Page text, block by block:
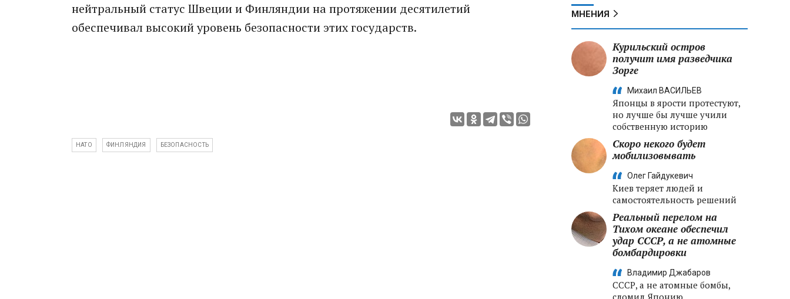
нейтральный статус Швеции и Финляндии на протяжении десятилетий
обеспечивал высокий уровень безопасности этих государств.
НАТО ФИНЛЯНДИЯ БЕЗОПАСНОСТЬ
МНЕНИЯ
Курильский остров
получит имя разведчика
Зорге
Михаил ВАСИЛЬЕВ
Японцы в ярости протестуют,
но лучше бы лучше учили
собственную историю
Скоро некого будет
мобилизовывать
Олег Гайдукевич
Киев теряет людей и
самостоятельность решений
Реальный перелом на
Тихом океане обеспечил
удар СССР, а не атомные
бомбардировки
Владимир Джабаров
СССР, а не атомные бомбы,
сломил Японию